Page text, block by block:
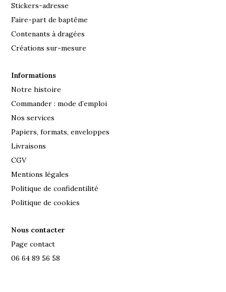
Stickers-adresse
Faire-part de baptême
Contenants à dragées
Créations sur-mesure
Informations
Notre histoire
Commander : mode d’emploi
Nos services
Papiers, formats, enveloppes
Livraisons
CGV
Mentions légales
Politique de confidentilité
Politique de cookies
Nous contacter
Page contact
06 64 89 56 58